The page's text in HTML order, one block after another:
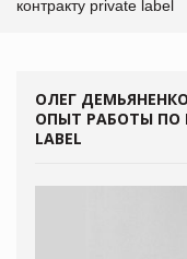
контракту private label
ОЛЕГ
ОПЫТ РАБОТЫ ПО
LABEL